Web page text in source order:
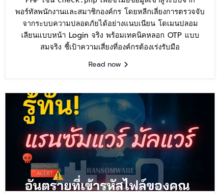
พอร์ทัลพนักงานและสมาชิกองค์กร โดยหลีกเลี่ยงการตรวจจับ
จากระบบความปลอดภัยได้อย่างแนบเนียน โดเมนปลอม
เลียนแบบหน้า Login จริง พร้อมเทคนิคหลอก OTP แบบ
สมจริง ชี้เป้าความเสี่ยงที่องค์กรต้องเร่งรับมือ
Read now